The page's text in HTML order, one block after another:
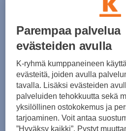
Fat Pipe
CTRL SLICKS FH2
Parempaa palvelua
evästeiden avulla
K-ryhmä kumppaneineen
evästeitä, joiden avulla
tavalla. Lisäksi evästeiden
palveluiden tehokkuutta sekä
yksilöllinen ostokokemus ja
tarjoaminen. Voit antaa
”Hyväksy kaikki”. Pystyt